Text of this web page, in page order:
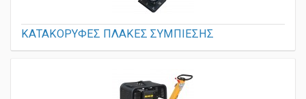
ΚΑΤΑΚΟΡΥΦΕΣ ΠΛΑΚΕΣ ΣΥΜΠΙΕΣΗΣ